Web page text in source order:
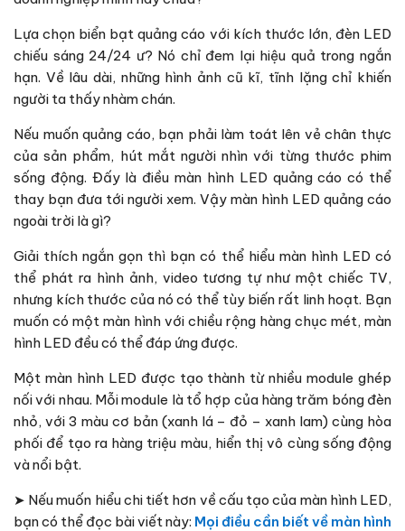
Lựa chọn biển bạt quảng cáo với kích thước lớn, đèn LED
chiếu sáng 24/24 ư? Nó chỉ đem lại hiệu quả trong ngắn
hạn. Về lâu dài, những hình ảnh cũ kĩ, tĩnh lặng chỉ khiến
người ta thấy nhàm chán.
Nếu muốn quảng cáo, bạn phải làm toát lên vẻ chân thực
của sản phẩm, hút mắt người nhìn với từng thước phim
sống động. Đấy là điều màn hình LED quảng cáo có thể
thay bạn đưa tới người xem. Vậy màn hình LED quảng cáo
ngoài trời là gì?
Giải thích ngắn gọn thì bạn có thể hiểu màn hình LED có
thể phát ra hình ảnh, video tương tự như một chiếc TV,
nhưng kích thước của nó có thể tùy biến rất linh hoạt. Bạn
muốn có một màn hình với chiều rộng hàng chục mét, màn
hình LED đều có thể đáp ứng được.
Một màn hình LED được tạo thành từ nhiều module ghép
nối với nhau. Mỗi module là tổ hợp của hàng trăm bóng đèn
nhỏ, với 3 màu cơ bản (xanh lá – đỏ – xanh lam) cùng hòa
phối để tạo ra hàng triệu màu, hiển thị vô cùng sống động
và nổi bật.
➤ Nếu muốn hiểu chi tiết hơn về cấu tạo của màn hình LED,
bạn có thể đọc bài viết này: Mọi điều cần biết về màn hình